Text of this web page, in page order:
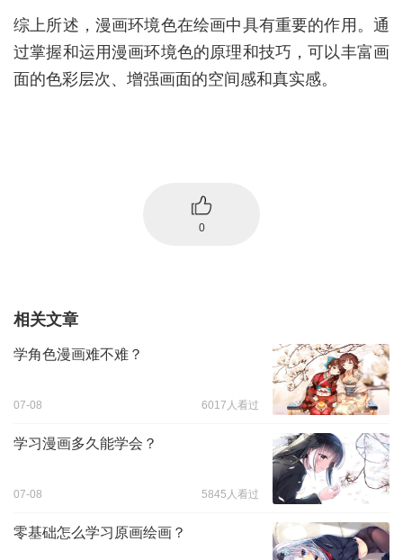
综上所述，漫画环境色在绘画中具有重要的作用。通
过掌握和运用漫画环境色的原理和技巧，可以丰富画
面的色彩层次、增强画面的空间感和真实感。
0
相关文章
学角色漫画难不难？
07-08 6017人看过
学习漫画多久能学会？
07-08 5845人看过
零基础怎么学习原画绘画？